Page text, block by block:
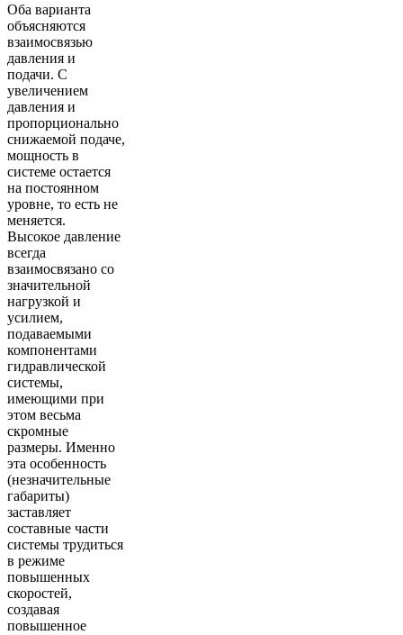
Оба варианта
объясняются
взаимосвязью
давления и
подачи. С
увеличением
давления и
пропорционально
снижаемой подаче,
мощность в
системе остается
на постоянном
уровне, то есть не
меняется.
Высокое давление
всегда
взаимосвязано со
значительной
нагрузкой и
усилием,
подаваемыми
компонентами
гидравлической
системы,
имеющими при
этом весьма
скромные
размеры. Именно
эта особенность
(незначительные
габариты)
заставляет
составные части
системы трудиться
в режиме
повышенных
скоростей,
создавая
повышенное